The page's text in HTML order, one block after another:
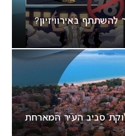
באירוויזיון?
המחלוקת סביב העיר המארחת